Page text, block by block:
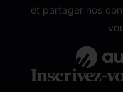
et partager nos
Inscrivez-